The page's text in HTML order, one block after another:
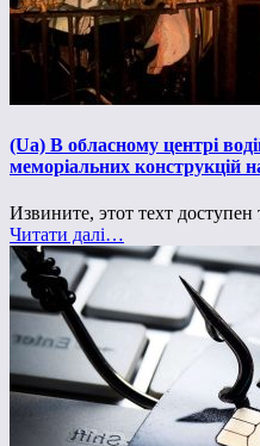
(Ua) В обласному центрі
меморіальних конструкцій
Извините, этот техт доступен
Читати далі…